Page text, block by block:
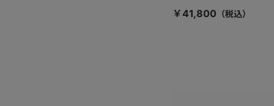
￥41,800